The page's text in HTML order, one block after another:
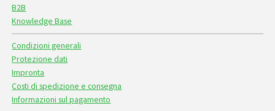
B2B
Knowledge Base
Condizioni generali
Protezione dati
Impronta
Costi di spedizione e consegna
Informazioni sul pagamento